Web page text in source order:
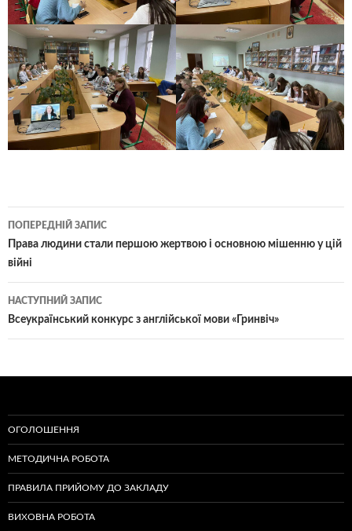
Навігація
по
ПОПЕРЕДНІЙ ЗАПИС
Права людини стали першою жертвою і основною мішенню у цій
війні
НАСТУПНИЙ ЗАПИС
Всеукраїнський конкурс з англійської мови «Гринвіч»
ОГОЛОШЕННЯ
МЕТОДИЧНА РОБОТА
ПРАВИЛА ПРИЙОМУ ДО ЗАКЛАДУ
ВИХОВНА РОБОТА